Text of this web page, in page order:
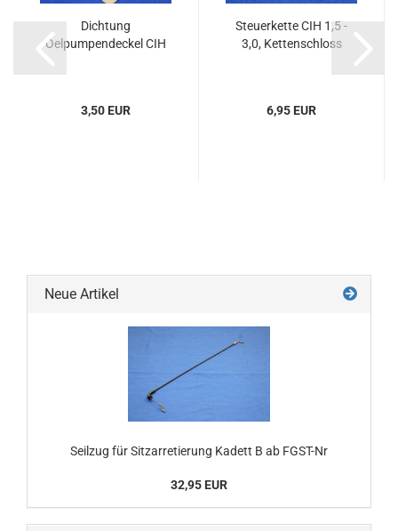
Dichtung
Oelpumpendeckel CIH
3,50 EUR
Steuerkette CIH 1,5 -
3,0, Kettenschloss
6,95 EUR
Neue Artikel
Seilzug für Sitzarretierung Kadett B ab FGST-Nr
32,95 EUR